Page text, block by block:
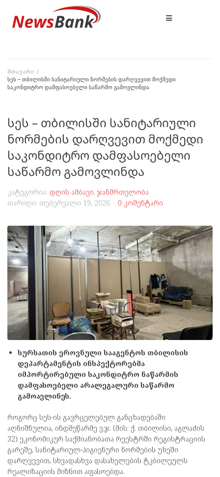
მთავარი /
სეს – თბილისში სანიტარიული ნორმების დარღვევით მოქმედი
საკონდიტრო დამფასოებელი საწარმო გამოვლინდა
სეს – თბილისში სანიტარიული
ნორმების დარღვევით მოქმედი
საკონდიტრო დამფასოებელი
საწარმო გამოვლინდა
კატეგორია: დღის ამბავი, ჯანმრთელობა
თარიღი: თებერვალი 19, 2026 0 კომენტარი
სურსათის ეროვნული სააგენტოს თბილისის
დეპარტამენტის ინსპექტორებმა
იმპორტირებული საკონდიტრო ნაწარმის
დამფასოებელი არალეგალური საწარმო
გამოავლინეს.
როგორც სეს-ის გავრცელებულ განცხადებაში
აღნიშნულია, ინდმეწარმე ვ.ჯ. (მის: ქ. თბილისი, აგლაძის
32) ეკონომიკურ საქმიანობათა რეესტრში რეგისტრაციის
გარეშე, სანიტარიულ-ჰიგიენური ნორმების უხეში
დარღვევით, სხვადასხვა დასახელების ტკბილეულს
რეალიზაციის მიზნით აფასოებდა.